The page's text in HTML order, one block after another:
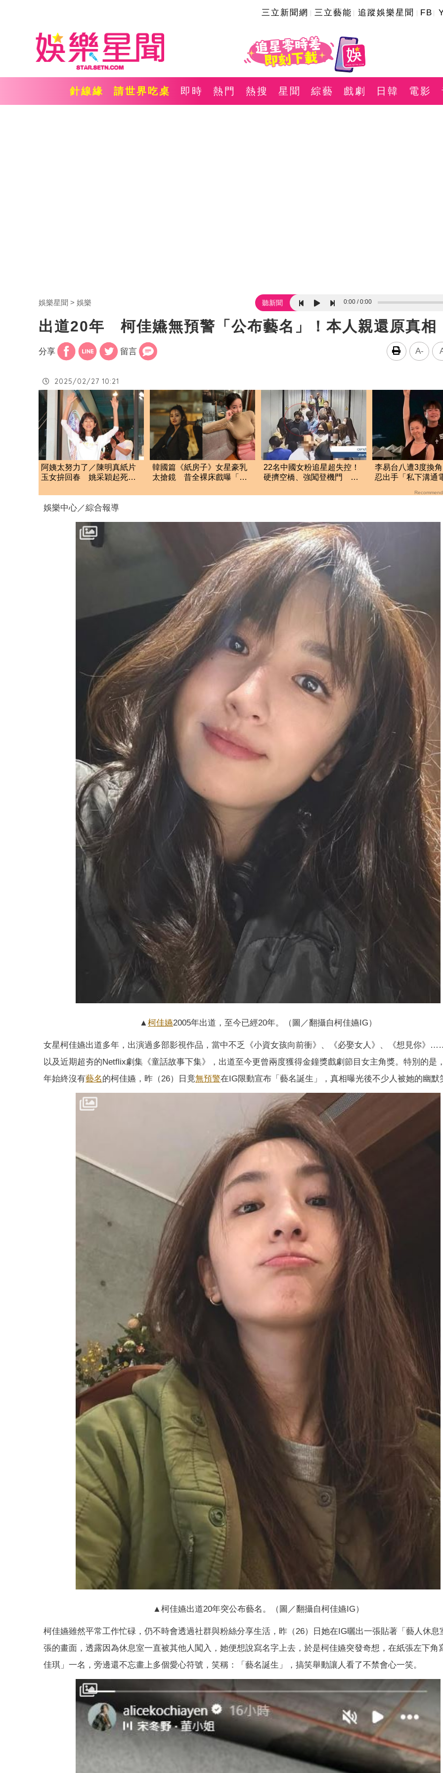
三立新聞網 三立藝能 追蹤娛樂星聞 FB
針線緣 請世界吃桌 即時 熱門 熱搜 星聞 綜藝 戲劇 日韓 電影
娛樂星聞 娛樂 聽新聞 0:00 0:00
出道20年 柯佳嬿無預警「公布藝名」！本人親還原真相
分享 留言 A-
2025/02/27 10:21
阿姨太努力了／陳明真紙片
玉女拚回春 姚采穎起死回
韓國篇《紙房子》女星豪乳
太搶鏡 昔全裸床戲曝「竟
22名中國女粉追星超失控！
硬擠空橋、強闖登機門 泰
李易台八遭3度換
忍出手「私下溝通
娛樂中心／綜合報導
▲柯佳嬿2005年出道，至今已經20年。（圖／翻攝自柯佳嬿IG）
女星柯佳嬿出道多年，出演過多部影視作品，當中不乏《小資女孩向前衝》、《必娶女人》、《想見你》
以及近期超夯的Netflix劇集《童話故事下集》，出道至今更曾兩度獲得金鐘獎戲劇節目女主角獎。特別的是
年始終沒有藝名的柯佳嬿，昨（26）日竟無預警在IG限動宣布「藝名誕生」，真相曝光後不少人被她的幽默
▲柯佳嬿出道20年突公布藝名。（圖／翻攝自柯佳嬿IG）
柯佳嬿雖然平常工作忙碌，仍不時會透過社群與粉絲分享生活，昨（26）日她在IG曬出一張貼著「藝人休息
張的畫面，透露因為休息室一直被其他人闖入，她便想說寫名字上去，於是柯佳嬿突發奇想，在紙張左下角
佳琪」一名，旁邊還不忘畫上多個愛心符號，笑稱：「藝名誕生」，搞笑舉動讓人看了不禁會心一笑。